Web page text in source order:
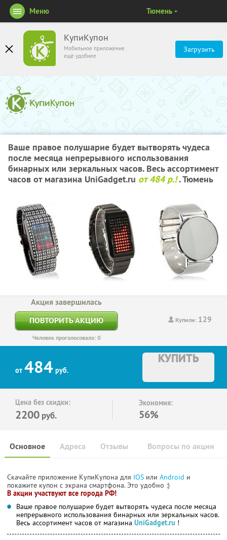
КупиКупон
Мобильное приложение
ещё удобнее
Загрузить
Меню Тюмень
Ваше правое полушарие будет вытворять чудеса
после месяца непрерывного использования
бинарных или зеркальных часов. Весь ассортимент
часов от магазина UniGadget.ru от 484 р.!. Тюмень
Купили: 129
Акция завершилась
ПОВТОРИТЬ АКЦИЮ
Человек проголосовало: 0
от 484 руб.
КУПИТЬ
Цена без скидки:
2200 руб.
Экономия:
56%
Основное Отзывы Вопросы по акции
Адреса
Скачайте приложение КупиКупона для IOS или Android и
покажите купон с экрана смартфона. Это удобно :)
В акции участвуют все города РФ!
Ваше правое полушарие будет вытворять чудеса после месяца
непрерывного использования бинарных или зеркальных часов.
Весь ассортимент часов от магазина UniGadget.ru !